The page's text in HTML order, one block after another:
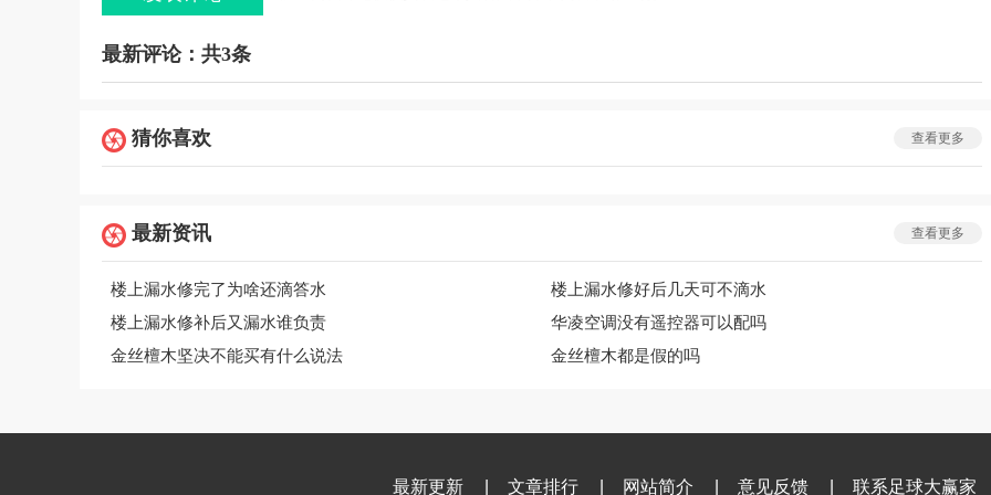
最新评论：共3条
猜你喜欢 查看更多
最新资讯 查看更多
楼上漏水修完了为啥还滴答水
楼上漏水修好后几天可不滴水
楼上漏水修补后又漏水谁负责
华凌空调没有遥控器可以配吗
金丝檀木坚决不能买有什么说法
金丝檀木都是假的吗
最新更新 文章排行 网站简介 意见反馈 联系足球大赢家